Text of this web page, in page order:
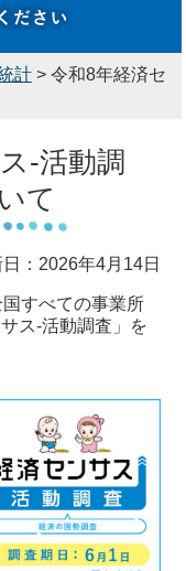
計> 令和8年経済セ
-活動調
て
：2026年4月14日
すべての事業所
ス-活動調査」を